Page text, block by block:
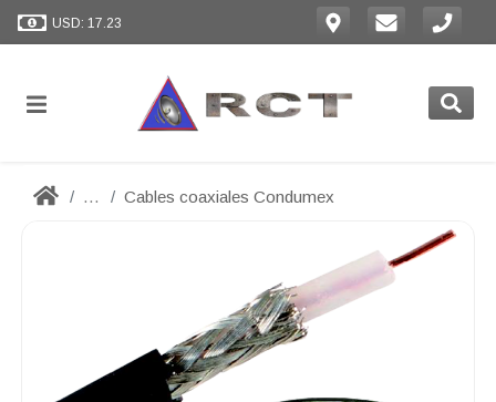
USD: 17.23
... Cables coaxiales Condumex